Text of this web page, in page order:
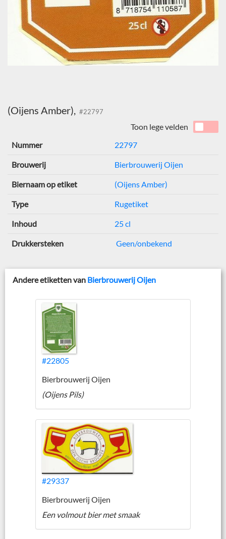
(Oijens Amber), #22797
Toon lege velden
Nummer
22797
Brouwerij Bierbrouwerij Oijen
Biernaam op etiket (Oijens Amber)
Type Rugetiket
Inhoud 25 cl
Drukkersteken Geen/onbekend
Andere etiketten van Bierbrouwerij Oijen
#22805
Bierbrouwerij Oijen
(Oijens Pils)
#29337
Bierbrouwerij Oijen
Een volmout bier met smaak